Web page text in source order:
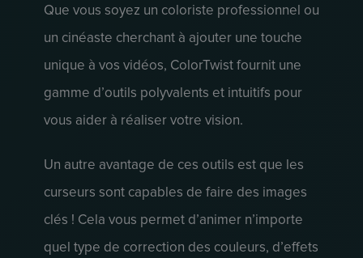
Que vous soyez un coloriste professionnel ou
un cinéaste cherchant à ajouter une touche
unique à vos vidéos, ColorTwist fournit une
gamme d’outils polyvalents et intuitifs pour
vous aider à réaliser votre vision.
Un autre avantage de ces outils est que les
curseurs sont capables de faire des images
clés ! Cela vous permet d’animer n’importe
quel type de correction des couleurs, d’effets